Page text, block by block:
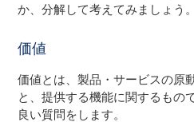
か、分解して考えてみましょう。
価値
価値とは、製品・サービスの原
と、提供する機能に関するもの
良い質問をします。